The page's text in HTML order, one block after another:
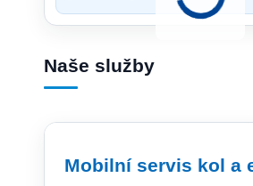
Naše služby
Mobilní servis kol a